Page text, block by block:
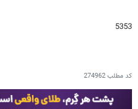
5353
کد مطلب274962